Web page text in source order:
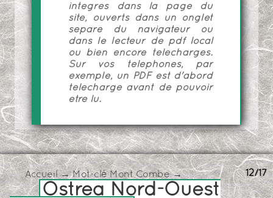
intégrés dans la page du
site, ouverts dans un onglet
séparé du navigateur ou
dans le lecteur de pdf local
ou bien encore téléchargés.
Sur vos téléphones, par
exemple, un PDF est d'abord
téléchargé avant de pouvoir
être lu.
12/17
Accueil→Mot-clé Mont Combe→
Ostrea Nord-Ouest